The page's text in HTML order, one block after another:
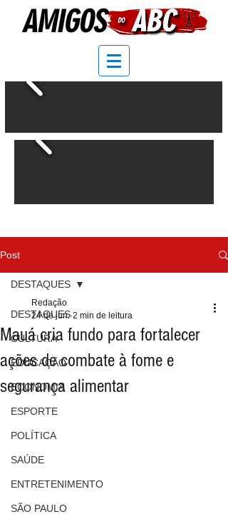
Post
DESTAQUES
CULTURA
EDUCAÇÃO
ECONOMIA
ESPORTE
POLÍTICA
SAÚDE
ENTRETENIMENTO
SÃO PAULO
DESTAQUES
Mauá cria fundo para fortalecer
ações de combate à fome e
segurança alimentar
Redação
24 de jun. 2 min de leitura